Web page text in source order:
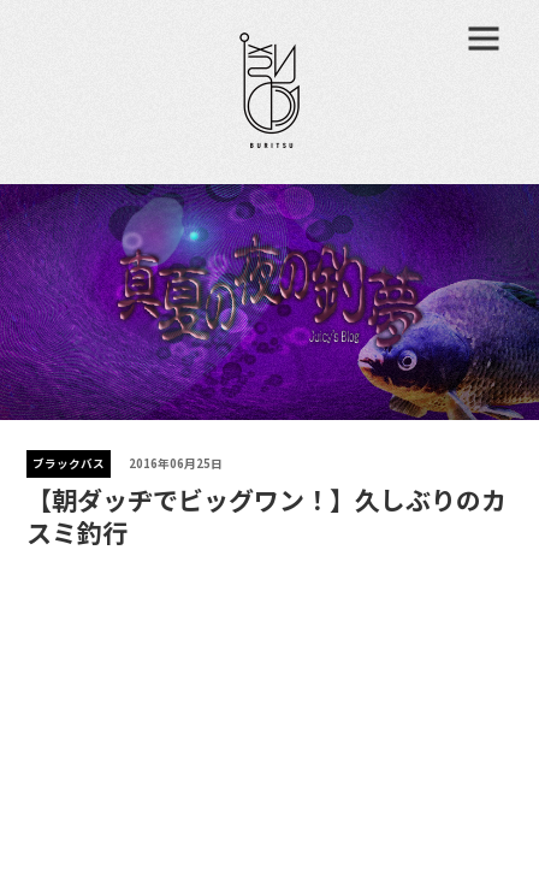
ブラックバス 2016年06月25日
【朝ダッヂでビッグワン！】久しぶりのカ
スミ釣行